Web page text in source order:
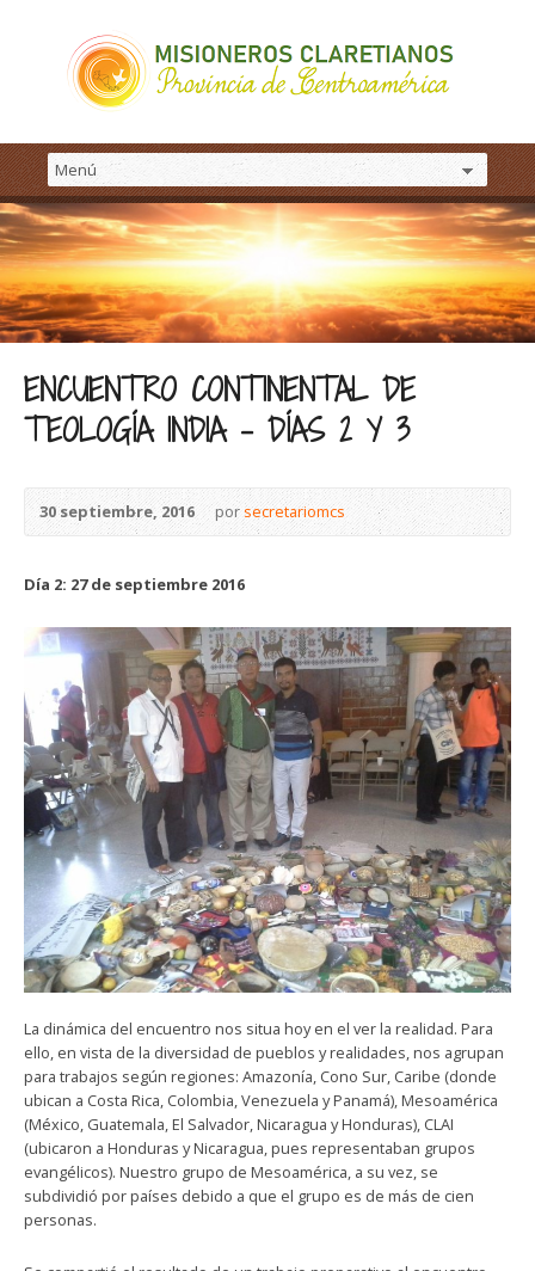
ENCUENTRO CONTINENTAL DE
TEOLOGÍA INDIA – DÍAS 2 Y 3
30 septiembre, 2016 por secretariomcs
Día 2: 27 de septiembre 2016
La dinámica del encuentro nos situa hoy en el ver la realidad. Para
ello, en vista de la diversidad de pueblos y realidades, nos agrupan
para trabajos según regiones: Amazonía, Cono Sur, Caribe (donde
ubican a Costa Rica, Colombia, Venezuela y Panamá), Mesoamérica
(México, Guatemala, El Salvador, Nicaragua y Honduras), CLAI
(ubicaron a Honduras y Nicaragua, pues representaban grupos
evangélicos). Nuestro grupo de Mesoamérica, a su vez, se
subdividió por países debido a que el grupo es de más de cien
personas.